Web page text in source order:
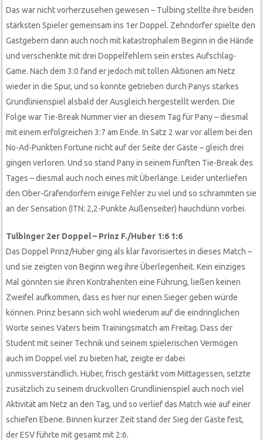
Das war nicht vorherzusehen gewesen – Tulbing stellte ihre beiden
stärksten Spieler gemeinsam ins 1er Doppel. Zehndorfer spielte den
Gastgebern dann auch noch mit katastrophalem Beginn in die Hände
und verschenkte mit drei Doppelfehlern sein erstes Aufschlag-
Game. Nach dem 3:0 fand er jedoch mit tollen Aktionen am Netz
wieder in die Spur, und so konnte getrieben durch Panys starkes
Grundlinienspiel alsbald der Ausgleich hergestellt werden. Die
Folge war Tie-Break Nummer vier an diesem Tag für Pany – diesmal
mit einem erfolgreichen 3:7 am Ende. In Satz 2 war vor allem bei den
No-Ad-Punkten Fortune nicht auf der Seite der Gäste – gleich drei
gingen verloren. Und so stand Pany in seinem fünften Tie-Break des
Tages – diesmal auch noch eines mit Überlänge. Leider unterliefen
den Ober-Grafendorfern einige Fehler zu viel und so schrammten sie
an der Sensation (ITN: 2,2-Punkte Außenseiter) hauchdünn vorbei.
Tulbinger 2er Doppel – Prinz F./Huber 1:6 1:6
Das Doppel Prinz/Huber ging als klar favorisiertes in dieses Match –
und sie zeigten von Beginn weg ihre Überlegenheit. Kein einziges
Mal gönnten sie ihren Kontrahenten eine Führung, ließen keinen
Zweifel aufkommen, dass es hier nur einen Sieger geben würde
können. Prinz besann sich wohl wiederum auf die eindringlichen
Worte seines Vaters beim Trainingsmatch am Freitag. Dass der
Student mit seiner Technik und seinem spielerischen Vermögen
auch im Doppel viel zu bieten hat, zeigte er dabei
unmissverständlich. Huber, frisch gestärkt vom Mittagessen, setzte
zusätzlich zu seinem druckvollen Grundlinienspiel auch noch viel
Aktivität am Netz an den Tag, und so verlief das Match wie auf einer
schiefen Ebene. Binnen kurzer Zeit stand der Sieg der Gäste fest,
der ESV führte mit gesamt mit 2:6.